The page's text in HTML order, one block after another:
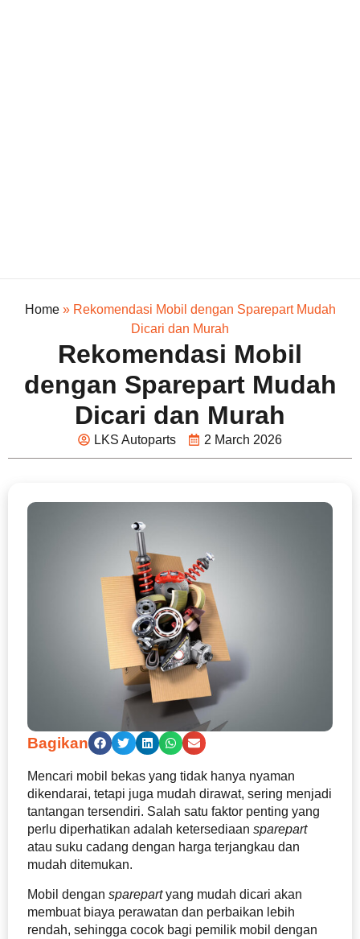
Home» Rekomendasi Mobil dengan Sparepart Mudah
Dicari dan Murah
Rekomendasi Mobil
dengan Sparepart Mudah
Dicari dan Murah
LKS Autoparts 2 March 2026
Bagikan
Mencari mobil bekas yang tidak hanya nyaman
dikendarai, tetapi juga mudah dirawat, sering menjadi
tantangan tersendiri. Salah satu faktor penting yang
perlu diperhatikan adalah ketersediaan sparepart
atau suku cadang dengan harga terjangkau dan
mudah ditemukan.
Mobil dengan sparepartyang mudah dicari akan
membuat biaya perawatan dan perbaikan lebih
rendah, sehingga cocok bagi pemilik mobil dengan